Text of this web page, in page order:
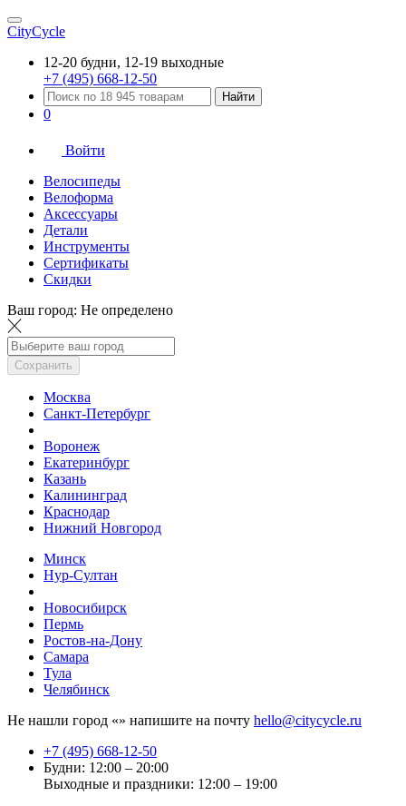
CityCycle
12-20 будни, 12-19 выходные
+7 (495) 668-12-50
Найти
0
Войти
Велосипеды
Велоформа
Аксессуары
Детали
Инструменты
Сертификаты
Скидки
Ваш город: Не определено
Сохранить
Москва
Санкт-Петербург
Воронеж
Екатеринбург
Казань
Калининград
Краснодар
Нижний Новгород
Минск
Нур-Султан
Новосибирск
Пермь
Ростов-на-Дону
Самара
Тула
Челябинск
Не нашли город «» напишите на почту hello@citycycle.ru
+7 (495) 668-12-50
Будни: 12:00 – 20:00
Выходные и праздники: 12:00 – 19:00